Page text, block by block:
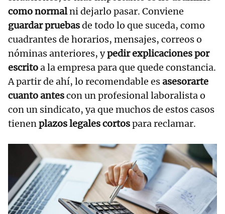
como normalni dejarlo pasar. Conviene
guardar pruebasde todo lo que suceda, como
cuadrantes de horarios, mensajes, correos o
nóminas anteriores, ypedir explicaciones por
escritoa la empresa para que quede constancia.
A partir de ahí, lo recomendable esasesorarte
cuanto antescon un profesional laboralista o
con un sindicato, ya que muchos de estos casos
tienenplazos legales cortospara reclamar.